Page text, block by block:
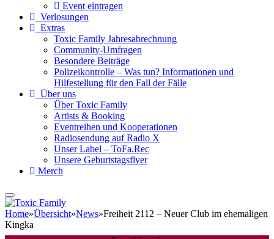
Event eintragen
Verlosungen
Extras
Toxic Family Jahresabrechnung
Community-Umfragen
Besondere Beiträge
Polizeikontrolle – Was tun? Informationen und
Hilfestellung für den Fall der Fälle
Über uns
Über Toxic Family
Artists & Booking
Eventreihen und Kooperationen
Radiosendung auf Radio X
Unser Label – ToFa.Rec
Unsere Geburtstagsflyer
Merch
Home»Übersicht»News»Freiheit 2112 – Neuer Club im ehemaligen
Kingka